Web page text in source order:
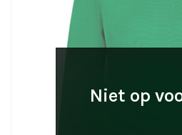
Niet op